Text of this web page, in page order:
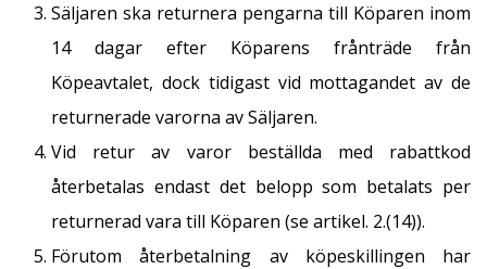
Säljaren ska returnera pengarna till Köparen inom
14 dagar efter Köparens frånträde från
Köpeavtalet, dock tidigast vid mottagandet av de
returnerade varorna av Säljaren.
Vid retur av varor beställda med rabattkod
återbetalas endast det belopp som betalats per
returnerad vara till Köparen (se artikel. 2.(14)).
Förutom återbetalning av köpeskillingen har